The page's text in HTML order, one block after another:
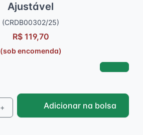
Ajustável
(CRDB00302/25)
R$ 119,70
(sob encomenda)
+ Adicionar na bolsa